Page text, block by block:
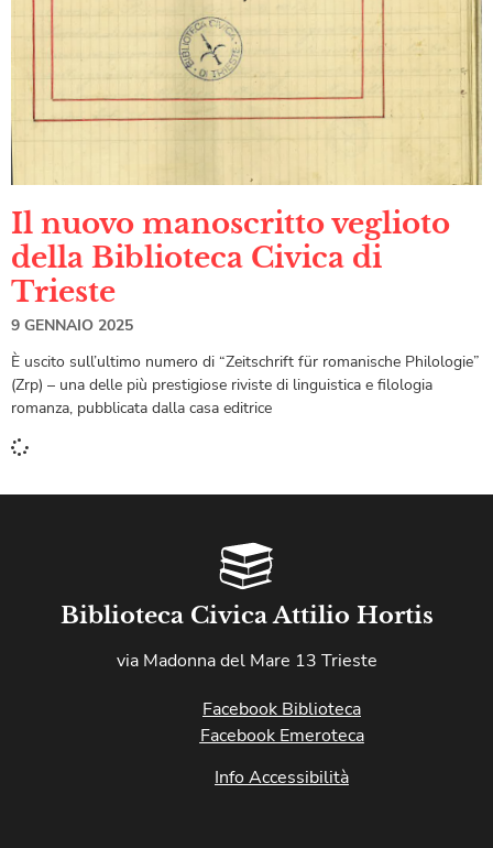
Il nuovo manoscritto veglioto
della Biblioteca Civica di
Trieste
9 GENNAIO 2025
È uscito sull’ultimo numero di “Zeitschrift für romanische Philologie”
(Zrp) – una delle più prestigiose riviste di linguistica e filologia
romanza, pubblicata dalla casa editrice
Biblioteca Civica Attilio Hortis
via Madonna del Mare 13 Trieste
Facebook Biblioteca
Facebook Emeroteca
Info Accessibilità